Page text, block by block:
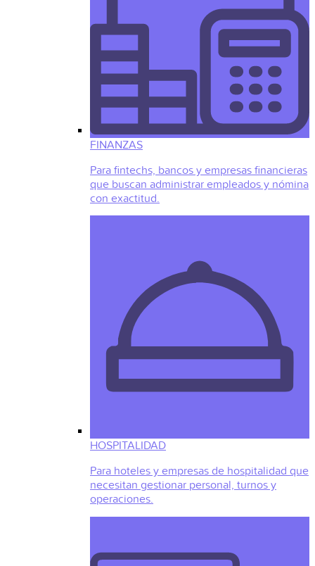
FINANZAS
Para fintechs, bancos y empresas financieras
que buscan administrar empleados y nómina
con exactitud.
HOSPITALIDAD
Para hoteles y empresas de hospitalidad que
necesitan gestionar personal, turnos y
operaciones.